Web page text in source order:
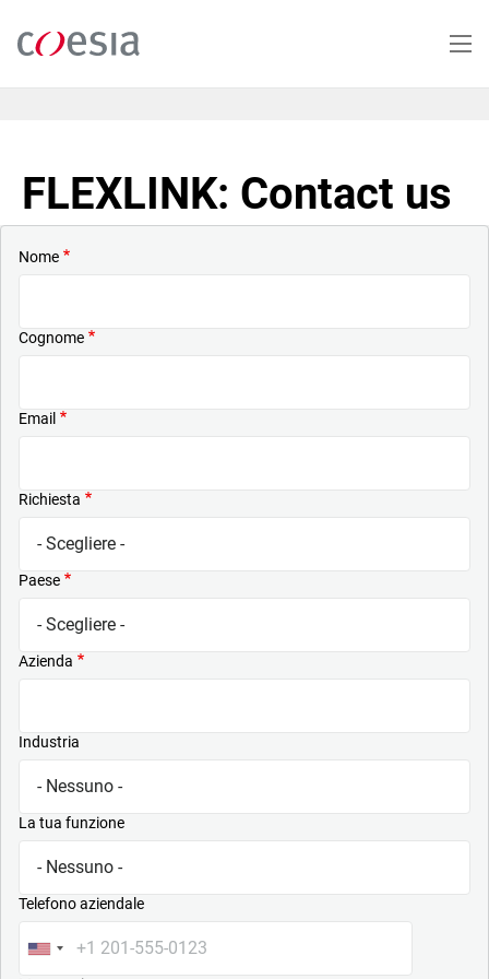
contenuto
FLEXLINK: Contact us
Nome
Cognome
Email
Richiesta
Paese
Azienda
Industria
La tua funzione
Telefono aziendale